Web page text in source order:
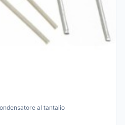
al tantalio